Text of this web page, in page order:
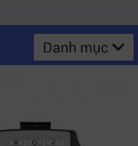
Danh mục